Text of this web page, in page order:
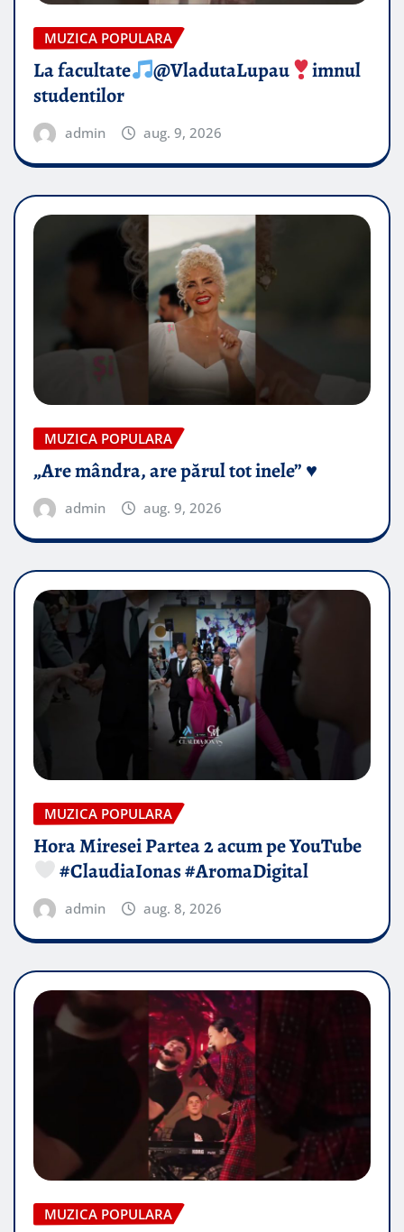
MUZICA POPULARA
La facultate @VladutaLupau
imnul
studentilor
admin aug. 9, 2026
MUZICA POPULARA
„Are mândra, are părul tot inele” ♥️
admin aug. 9, 2026
MUZICA POPULARA
Hora Miresei Partea 2 acum pe YouTube
#ClaudiaIonas #AromaDigital
admin aug. 8, 2026
MUZICA POPULARA